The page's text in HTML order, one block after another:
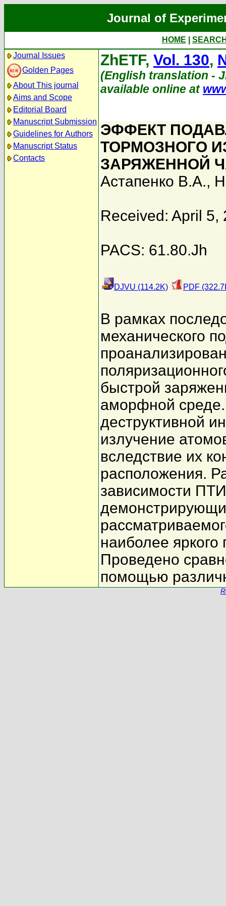
Journal of
HOME
Journal Issues
Golden Pages
About This journal
Aims and Scope
Editorial Board
Manuscript Submission
Guidelines for Authors
Manuscript Status
Contacts
ZhETF, Vol. 130,
(English translation -
available online at
ЭФФЕКТ
ТОРМОЗНОГО
ЗАРЯЖЕННОЙ
Астапенко В.А.,
Received: April 5,
PACS: 61.80.Jh
DJVU (114.2K) PDF
В рамках
механического
быстрой
аморфной
деструктивной
излучение
вследствие их
расположения.
зависимости
наиболее
Проведено
помощью